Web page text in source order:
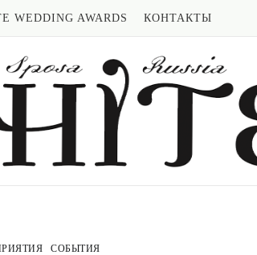
WEDDING AWARDS КОНТАКТЫ
СОБЫТИЯ